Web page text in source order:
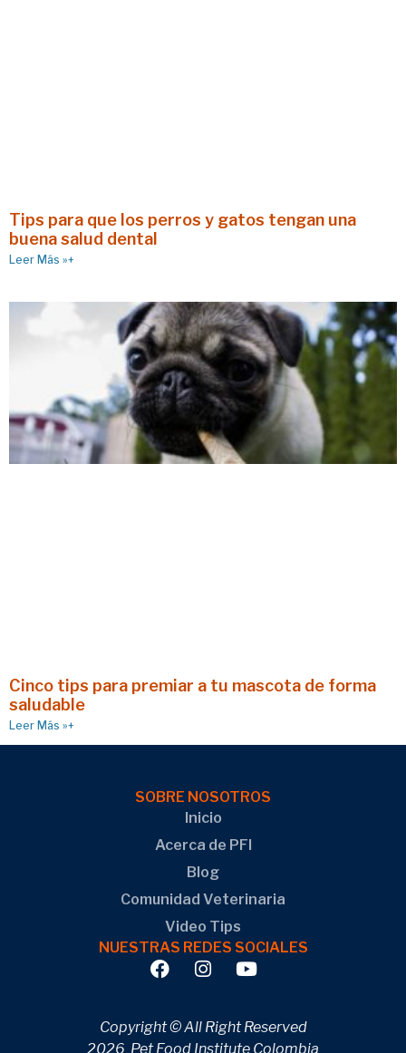
Tips para que los perros y gatos tengan una
buena salud dental
Leer Más »+
Cinco tips para premiar a tu mascota de forma
saludable
Leer Más »+
SOBRE NOSOTROS
Inicio
Acerca de PFI
Blog
Comunidad Veterinaria
Video Tips
NUESTRAS REDES SOCIALES
Copyright © All Right Reserved
2026 Pet Food Institute Colombia